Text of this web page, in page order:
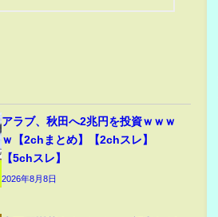
アラブ、秋田へ2兆円を投資ｗｗｗ
ｗ【2chまとめ】【2chスレ】
【5chスレ】
2026年8月8日